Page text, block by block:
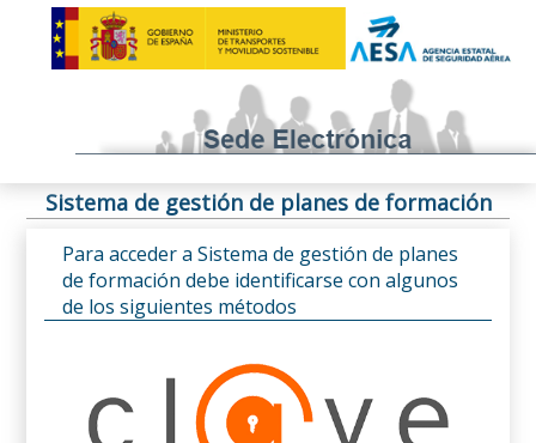
Sistema de gestión de planes de formación
Para acceder a Sistema de gestión de planes
de formación debe identificarse con algunos
de los siguientes métodos